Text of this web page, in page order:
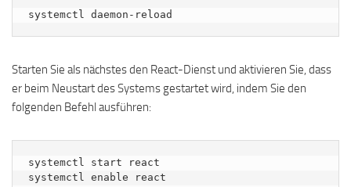
systemctl daemon-reload
Starten Sie als nächstes den React-Dienst und aktivieren Sie, dass
er beim Neustart des Systems gestartet wird, indem Sie den
folgenden Befehl ausführen:
systemctl start react
systemctl enable react